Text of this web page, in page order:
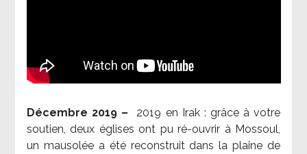
Décembre 2019 – 2019 en Irak : grâce à votre
soutien, deux églises ont pu ré-ouvrir à Mossoul,
un mausolée a été reconstruit dans la plaine de